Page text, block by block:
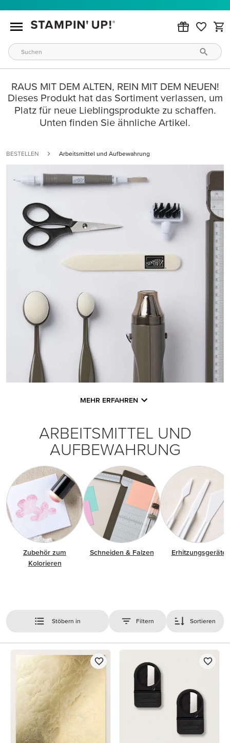
RAUS MIT DEM ALTEN, REIN MIT DEM NEUEN!
Dieses Produkt hat das Sortiment verlassen, um
Platz für neue Lieblingsprodukte zu schaffen.
Unten finden Sie ähnliche Artikel.
BESTELLEN Arbeitsmittel und Aufbewahrung
MEHR ERFAHREN
ARBEITSMITTEL UND
AUFBEWAHRUNG
Zubehör zum
Kolorieren
Schneiden & Falzen Erhitzungsgeräte
Stöbern in Filtern Sortieren